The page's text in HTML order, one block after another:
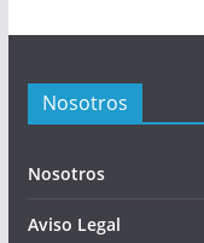
Nosotros
Nosotros
Aviso Legal